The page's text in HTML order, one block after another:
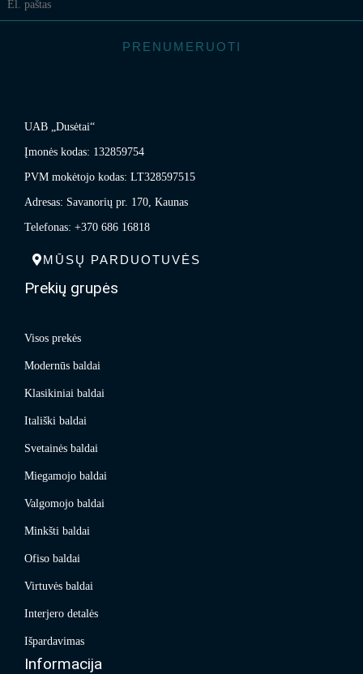
PRENUMERUOTI
UAB „Dusėtai“
Įmonės kodas: 132859754
PVM mokėtojo kodas: LT328597515
Adresas: Savanorių pr. 170, Kaunas
Telefonas: +370 686 16818
MŪSŲ PARDUOTUVĖS
Prekių grupės
Visos prekės
Modernūs baldai
Klasikiniai baldai
Itališki baldai
Svetainės baldai
Miegamojo baldai
Valgomojo baldai
Minkšti baldai
Ofiso baldai
Virtuvės baldai
Interjero detalės
Išpardavimas
Informacija